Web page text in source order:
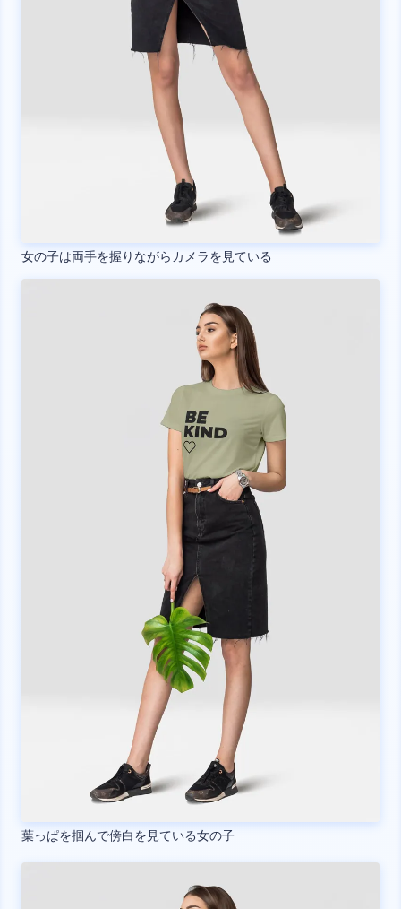
女の子は両手を握りながらカメラを見ている
葉っぱを掴んで傍白を見ている女の子